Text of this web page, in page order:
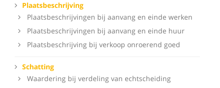
Plaatsbeschrijving
Plaatsbeschrijvingen bij aanvang en einde werken
Plaatsbeschrijvingen bij aanvang en einde huur
Plaatsbeschrijving bij verkoop onroerend goed
Schatting
Waardering bij verdeling van echtscheiding